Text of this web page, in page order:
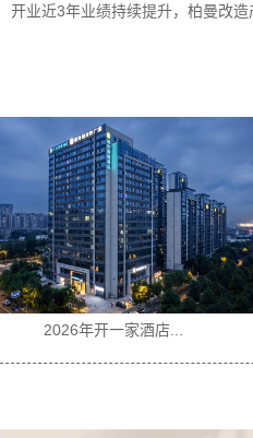
开业近3年业绩持续提升，柏曼改造
没有酒店经验可以加盟...